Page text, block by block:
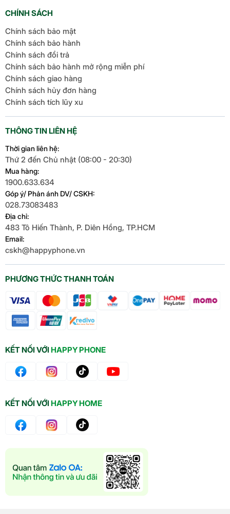
PHƯƠNG THỨC THANH TOÁN
KẾT NỐI VỚIHAPPY PHONE
CHÍNH SÁCH
Chính sách bảo mật
Chính sách bảo hành
Chính sách đổi trả
Chính sách bảo hành mở rộng miễn phí
Chính sách giao hàng
Chính sách hủy đơn hàng
Chính sách tích lũy xu
THÔNG TIN LIÊN HỆ
Thời gian liên hệ:
Thứ 2 đến Chủ nhật (08:00 - 20:30)
Mua hàng:
1900.633.634
Góp ý/ Phản ánh DV/ CSKH:
028.73083483
Địa chỉ:
483 Tô Hiến Thành, P. Diên Hồng, TP.HCM
Email:
cskh@happyphone.vn
KẾT NỐI VỚIHAPPY HOME